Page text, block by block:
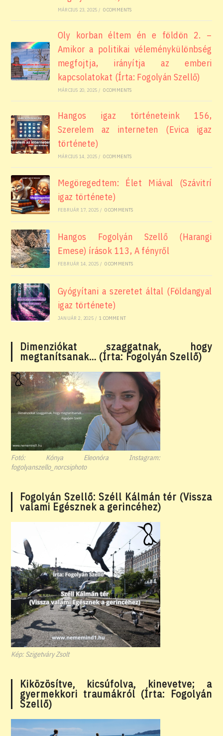
MÁRCIUS 23, 2025 / 0 COMMENTS
Oly korban éltem én e földön 2. –
Amikor a politikai véleménykülönbség
megfojtja, irányítja az emberi
kapcsolatokat (Írta: Fogolyán Szellő)
MÁRCIUS 20, 2025 / 0 COMMENTS
Hangos igaz történeteink 156,
Szerelem az interneten (Evica igaz
története)
MÁRCIUS 14, 2025 / 0 COMMENTS
Megöregedtem: Élet Miával (Szávitrí
igaz története)
FEBRUÁR 17, 2025 / 0 COMMENTS
Hangos Fogolyán Szellő (Harangi
Emese) írások 113, A fényről
FEBRUÁR 14, 2025 / 0 COMMENTS
Gyógyítani a szeretet által (Földangyal
igaz története)
JANUÁR 2, 2025 / 1 COMMENT
Dimenziókat szaggatnak, hogy
megtanítsanak… (Írta: Fogolyán Szellő)
Fotó: Kónya Eleonóra Instagram:
fogolyanszello_norcsiphoto
Fogolyán Szellő: Széll Kálmán tér (Vissza
valami Egésznek a gerincéhez)
Kép: Szigetváry Zsolt
Kiközösítve, kicsúfolva, kinevetve; a
gyermekkori traumákról (Írta: Fogolyán
Szellő)